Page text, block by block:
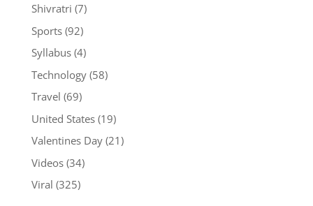
Shivratri (7)
Sports(92)
Syllabus(4)
Technology(58)
Travel (69)
United States(19)
Valentines Day(21)
Videos(34)
Viral (325)